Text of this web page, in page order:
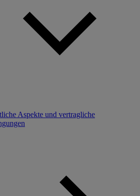
Aspekte und vertragliche